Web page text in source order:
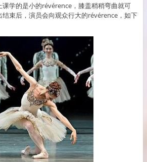
学的是小的révérence，膝盖稍稍弯曲就可
束后，演员会向观众行大的révérence，如下